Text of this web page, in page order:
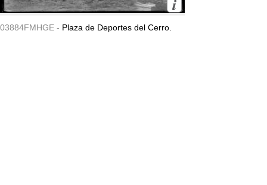
03884FMHGE - Plaza de Deportes del Cerro.